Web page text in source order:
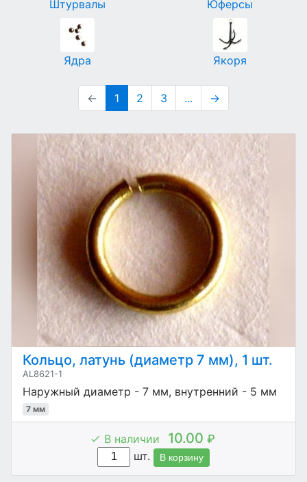
Штурвалы Юферсы
Ядра Якоря
← 1 2 3 ... →
Кольцо, латунь (диаметр 7 мм), 1 шт.
AL8621-1
Наружный диаметр - 7 мм, внутренний - 5 мм
7 мм
В наличии 10.00 ₽
шт.
В корзину